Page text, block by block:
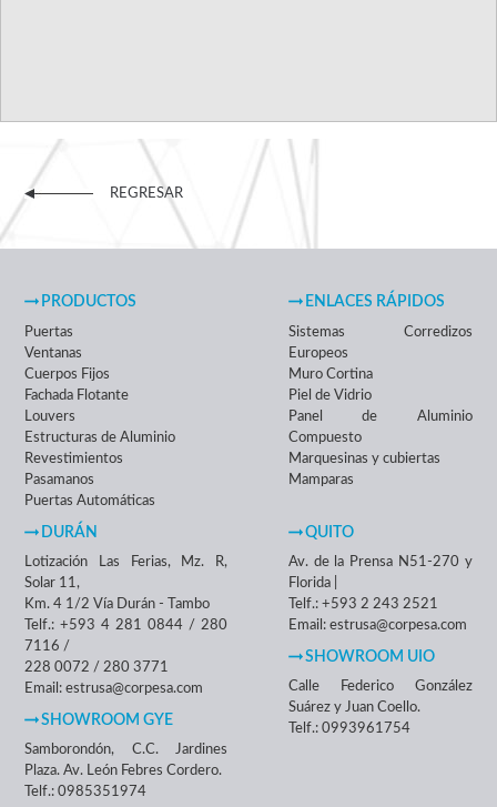
REGRESAR
ENLACES RÁPIDOS
Sistemas Corredizos
Europeos
Muro Cortina
Piel de Vidrio
Panel de Aluminio
Compuesto
Marquesinas y cubiertas
Mamparas
PRODUCTOS
Puertas
Ventanas
Cuerpos Fijos
Fachada Flotante
Louvers
Estructuras de Aluminio
Revestimientos
Pasamanos
Puertas Automáticas
QUITO
Av. de la Prensa N51-270 y
Florida |
Telf.: +593 2 243 2521
Email: estrusa@corpesa.com
SHOWROOM UIO
Calle Federico González
Suárez y Juan Coello.
Telf.: 0993961754
DURÁN
Lotización Las Ferias, Mz. R,
Solar 11,
Km. 4 1/2 Vía Durán - Tambo
Telf.: +593 4 281 0844 / 280
7116 /
228 0072 / 280 3771
Email: estrusa@corpesa.com
SHOWROOM GYE
Samborondón, C.C. Jardines
Plaza. Av. León Febres Cordero.
Telf.: 0985351974